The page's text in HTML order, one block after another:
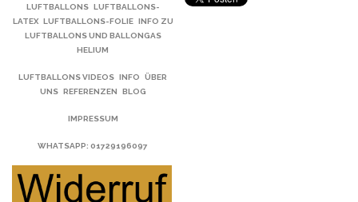
LUFTBALLONS LUFTBALLONS-
LATEX LUFTBALLONS-FOLIE INFO ZU
LUFTBALLONS UND BALLONGAS
HELIUM
LUFTBALLONS VIDEOS INFO
ÜBER
UNS REFERENZEN BLOG
IMPRESSUM
WHATSAPP: 01729196097